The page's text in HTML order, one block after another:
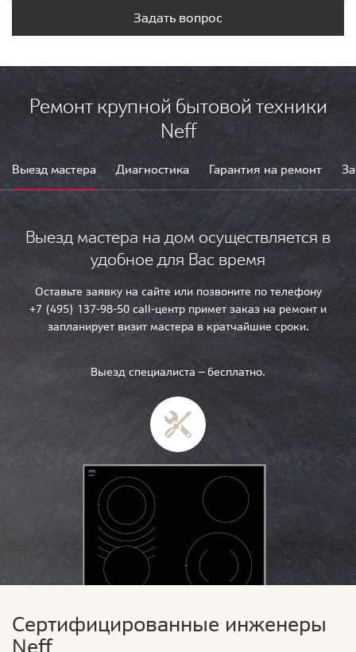
Задать вопрос
Ремонт крупной бытовой техники
Neff
Выезд мастера Диагностика Гарантия на ремонт
Выезд мастера на дом осуществляется в
удобное для Вас время
Оставьте заявку на сайте или позвоните по телефону
+7 (495) 137-98-50 call-центр примет заказ на ремонт и
запланирует визит мастера в кратчайшие сроки.
Выезд специалиста — бесплатно.
Сертифицированные инженеры
Neff